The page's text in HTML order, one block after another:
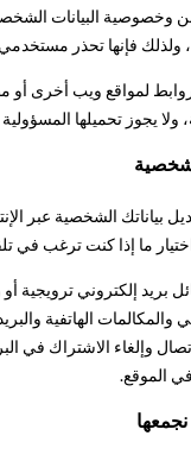
وخصوصية البيانات
ولذلك فإنها تحذر
لمواقع ويب أخرى أو
ولا يجوز تحميلها
بياناتك الشخصية عبر
ما إذا كنت ترغب في
بريد إلكتروني ترويجية
والمكالمات الهاتفية
وإلغاء الاشتراك في
الموقع.